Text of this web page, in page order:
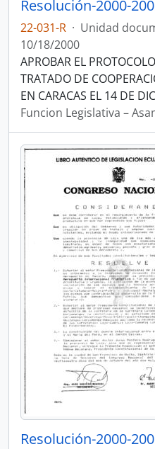
Resolución-2000-
22-031-R · Unidad
10/18/2000
APROBAR EL
TRATADO DE
EN CARACAS EL 14 DE
Funcion Legislativa –
Resolución-2000-